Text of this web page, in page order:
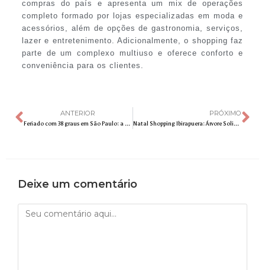
compras do país e apresenta um mix de operações
completo formado por lojas especializadas em moda e
acessórios, além de opções de gastronomia, serviços,
lazer e entretenimento. Adicionalmente, o shopping faz
parte de um complexo multiuso e oferece conforto e
conveniência para os clientes.
ANTERIOR
Feriado com 38 graus em São Paulo: a solução pode estar a 110m do chão, na tirolesa Voo da Serra, com 50% de desconto no ingresso
PRÓXIMO
Natal Shopping Ibirapuera: Árvore Solidária completa 11 anos promovendo doações para as crianças do Instituto Cruz de Malta
Deixe um comentário